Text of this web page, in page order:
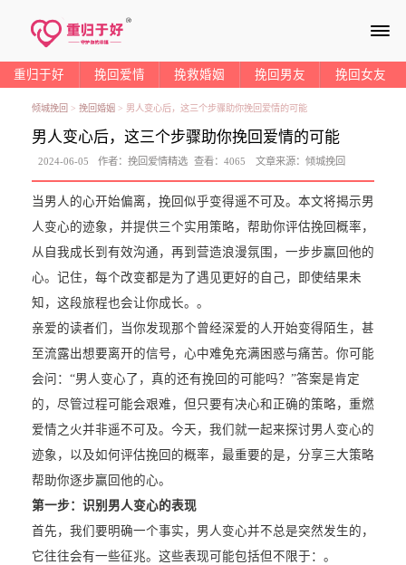
≡
重归于好 挽回爱情 挽救婚姻 挽回男友 挽回女友
倾城挽回 > 挽回婚姻 > 男人变心后，这三个步骤助你挽回爱情的可能
男人变心后，这三个步骤助你挽回爱情的可能
2024-06-05 作者：挽回爱情精选 查看：4065 文章来源： 倾城挽回
当男人的心开始偏离，挽回似乎变得遥不可及。本文将揭示男
人变心的迹象，并提供三个实用策略，帮助你评估挽回概率，
从自我成长到有效沟通，再到营造浪漫氛围，一步步赢回他的
心。记住，每个改变都是为了遇见更好的自己，即使结果未
知，这段旅程也会让你成长。。
亲爱的读者们，当你发现那个曾经深爱的人开始变得陌生，甚
至流露出想要离开的信号，心中难免充满困惑与痛苦。你可能
会问：“男人变心了，真的还有挽回的可能吗？”答案是肯定
的，尽管过程可能会艰难，但只要有决心和正确的策略，重燃
爱情之火并非遥不可及。今天，我们就一起来探讨男人变心的
迹象，以及如何评估挽回的概率，最重要的是，分享三大策略
帮助你逐步赢回他的心。
第一步：识别男人变心的表现
首先，我们要明确一个事实，男人变心并不总是突然发生的，
它往往会有一些征兆。这些表现可能包括但不限于：。